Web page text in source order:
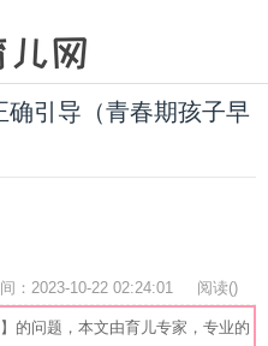
确引导（青春期孩子早
：2023-10-22 02:24:01 阅读()
的问题，本文由育儿专家，专业的